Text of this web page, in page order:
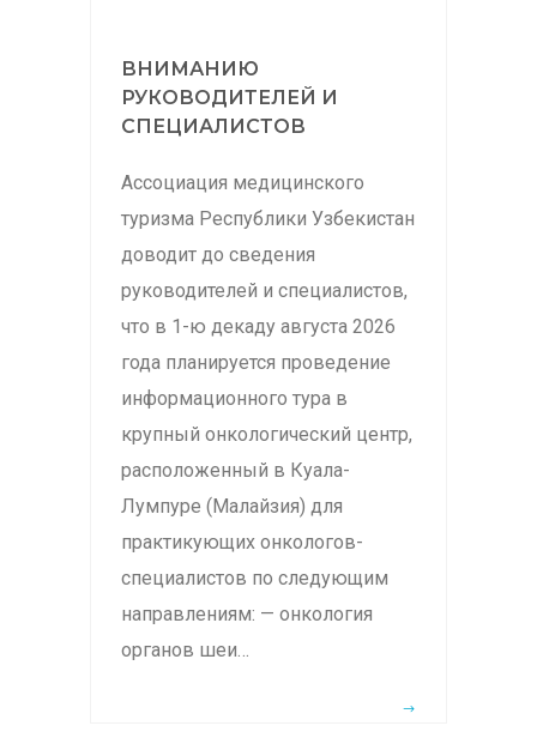
ВНИМАНИЮ
РУКОВОДИТЕЛЕЙ И
СПЕЦИАЛИСТОВ
Ассоциация медицинского
туризма Республики Узбекистан
доводит до сведения
руководителей и специалистов,
что в 1-ю декаду августа 2026
года планируется проведение
информационного тура в
крупный онкологический центр,
расположенный в Куала-
Лумпуре (Малайзия) для
практикующих онкологов-
специалистов по следующим
направлениям: — онкология
органов шеи…